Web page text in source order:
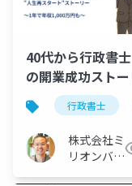
40代から行政書
の開業成功スト
行政書士
株式会社ミ
リオンバリ